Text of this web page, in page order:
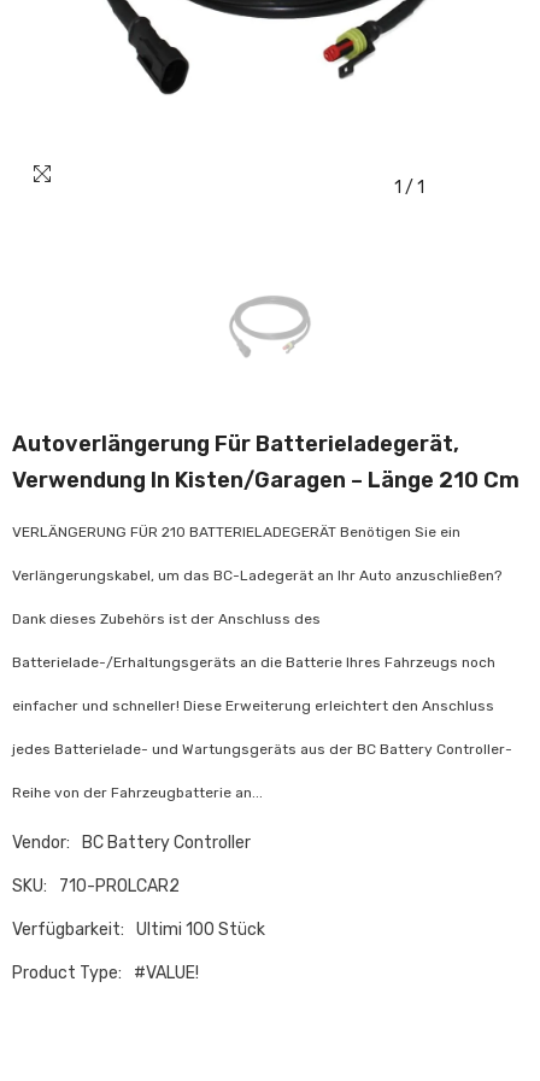
1 / 1
Autoverlängerung Für Batterieladegerät,
Verwendung In Kisten/Garagen – Länge 210 Cm
VERLÄNGERUNG FÜR 210 BATTERIELADEGERÄT Benötigen Sie ein
Verlängerungskabel, um das BC-Ladegerät an Ihr Auto anzuschließen?
Dank dieses Zubehörs ist der Anschluss des
Batterielade-/Erhaltungsgeräts an die Batterie Ihres Fahrzeugs noch
einfacher und schneller! Diese Erweiterung erleichtert den Anschluss
jedes Batterielade- und Wartungsgeräts aus der BC Battery Controller-
Reihe von der Fahrzeugbatterie an...
Vendor: BC Battery Controller
SKU: 710-PROLCAR2
Verfügbarkeit: Ultimi 100 Stück
Product Type: #VALUE!